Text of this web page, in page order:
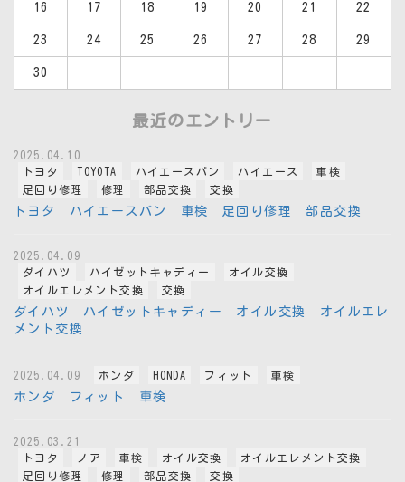
16 17 18 19 20 21 22
23 24 25 26 27 28 29
30
最近のエントリー
2025.04.10
トヨタ
TOYOTA ハイエースバン ハイエース
車検
足回り修理
修理 部品交換 交換
トヨタ ハイエースバン 車検 足回り修理 部品交換
2025.04.09
ダイハツ
ハイゼットキャディー
オイル交換
オイルエレメント交換
交換
ダイハツ ハイゼットキャディー オイル交換 オイルエレ
メント交換
2025.04.09 ホンダ HONDA フィット 車検
ホンダ フィット 車検
2025.03.21
トヨタ
ノア 車検 オイル交換
オイルエレメント交換
足回り修理
修理 部品交換 交換